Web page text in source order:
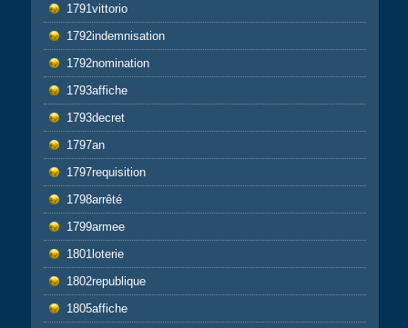
1791vittorio
1792indemnisation
1792nomination
1793affiche
1793decret
1797an
1797requisition
1798arrêté
1799armee
1801loterie
1802republique
1805affiche